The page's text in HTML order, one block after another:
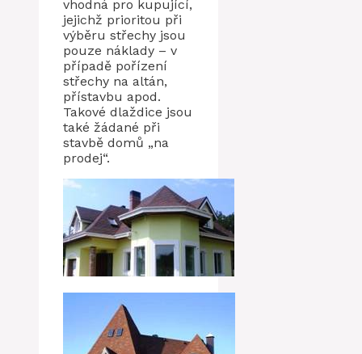
vhodná pro kupující,
jejichž prioritou při
výběru střechy jsou
pouze náklady – v
případě pořízení
střechy na altán,
přístavbu apod.
Takové dlaždice jsou
také žádané při
stavbě domů „na
prodej“.